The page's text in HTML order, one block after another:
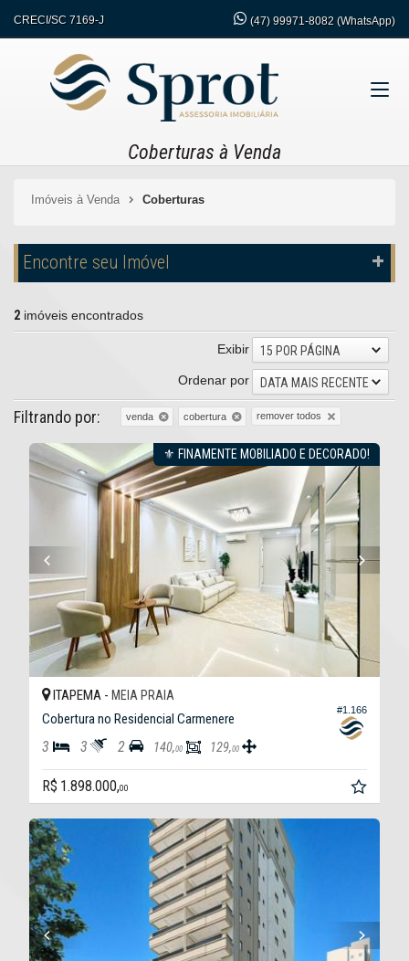
CRECI/SC 7169-J (47) 99971-8082 (WhatsApp)
Coberturas à Venda
Imóveis à Venda Coberturas
Encontre seu Imóvel
2 imóveis encontrados
Exibir
15 POR PÁGINA
Ordenar por
DATA MAIS RECENTE
Filtrando por: venda cobertura remover todos
⚜ FINAMENTE MOBILIADO E DECORADO!
#1.166
ITAPEMA - MEIA PRAIA
Cobertura no Residencial Carmenere
3 3 2 140,00 129,00
R$ 1.898.000,00